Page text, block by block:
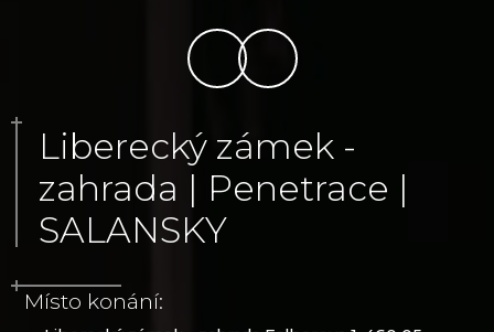
Liberecký zámek -
zahrada | Penetrace |
SALANSKY
Místo konání: